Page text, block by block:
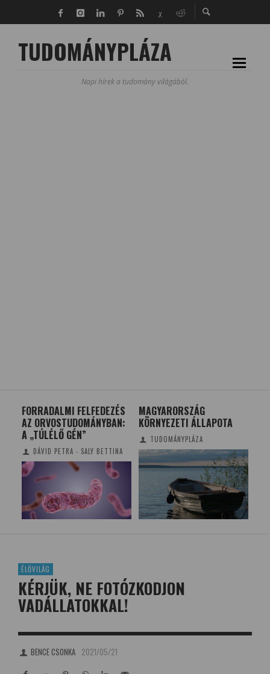
TUDOMÁNYPLÁZA
Napi hírek a tudomány világából.
FORRADALMI FELFEDEZÉS
AZ ORVOSTUDOMÁNYBAN:
A „TÚLÉLŐ GÉN”
DÁVID PETRA - SALY BETTINA
MAGYARORSZÁG
KÖRNYEZETI ÁLLAPOTA
TUDOMÁNYPLÁZA
ÉLŐVILÁG
KÉRJÜK, NE FOTÓZKODJON
VADÁLLATOKKAL!
BENCE CSONKA 2021/05/21